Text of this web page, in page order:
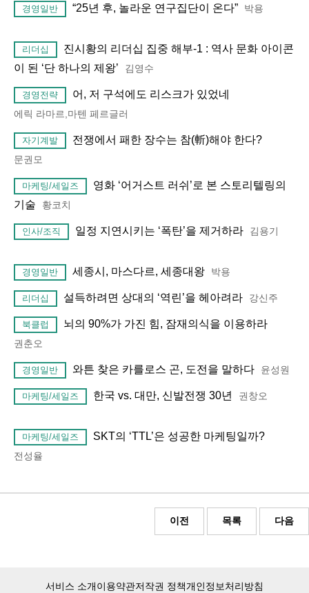
경영일반 “25년 후, 놀라운 연구집단이 온다” 박용
리더십
진시황의 리더십 집중 해부-1 : 역사 문화 아이콘
이 된 ‘단 하나의 제왕’
김영수
경영전략 어, 저 구석에도 리스크가 있었네
에릭 라마르,마텐 페르글러
자기계발 전쟁에서 패한 장수는 참(斬)해야 한다?
문권모
마케팅/세일즈
영화 ‘어거스트 러쉬’로 본 스토리텔링의
기술
황코치
인사/조직 일정 지연시키는 ‘폭탄’을 제거하라 김용기
경영일반 세종시, 마스다르, 세종대왕 박용
리더십 설득하려면 상대의 ‘역린’을 헤아려라 강신주
북클럽 뇌의 90%가 가진 힘, 잠재의식을 이용하라
권춘오
경영일반 와튼 찾은 카를로스 곤, 도전을 말하다 윤성원
마케팅/세일즈 한국 vs. 대만, 신발전쟁 30년 권창오
마케팅/세일즈 SKT의 ‘TTL’은 성공한 마케팅일까?
전성율
이전 목록 다음
서비스 소개이용약관저작권 정책개인정보처리방침